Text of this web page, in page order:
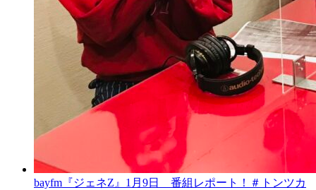
bayfm『ジェネZ』1月9日 番組レポート！＃トンツカ